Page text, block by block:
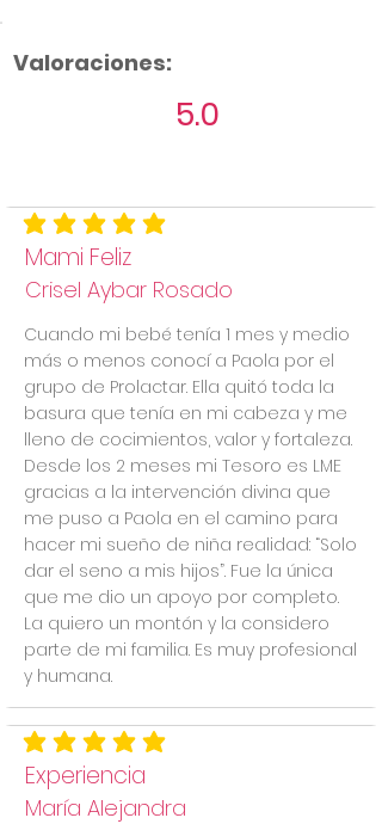
Mami Feliz
Cuando mi bebé tenía 1 mes y medio
más o menos conocí a Paola por el
grupo de Prolactar. Ella quitó toda la
basura que tenía en mi cabeza y me
lleno de cocimientos, valor y fortaleza.
Desde los 2 meses mi Tesoro es LME
gracias a la intervención divina que
me puso a Paola en el camino para
hacer mi sueño de niña realidad: “Solo
dar el seno a mis hijos”. Fue la única
que me dio un apoyo por completo.
La quiero un montón y la considero
parte de mi familia. Es muy profesional
y humana.
la calificación promedio es 5 de 5
Crisel Aybar Rosado
Experiencia
la calificación promedio es 5 de 5
María Alejandra
5.0
Valoraciones: